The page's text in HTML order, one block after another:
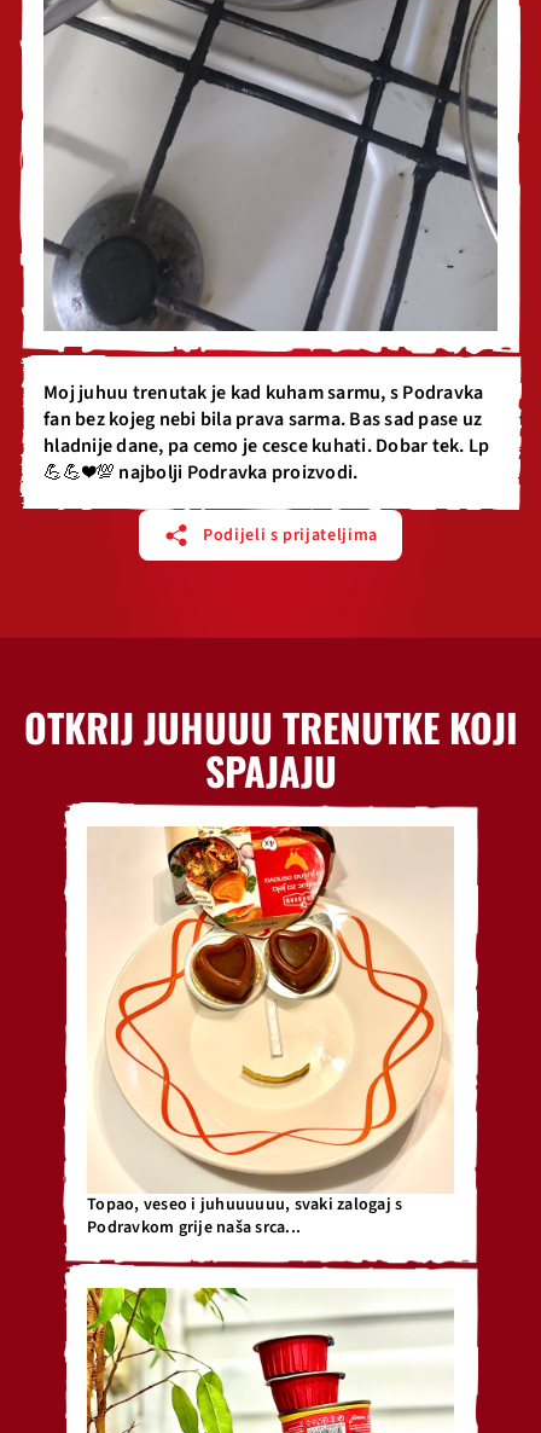
Moj juhuu trenutak je kad kuham sarmu, s Podravka
fan bez kojeg nebi bila prava sarma. Bas sad pase uz
hladnije dane, pa cemo je cesce kuhati. Dobar tek. Lp
💪💪❤️💯 najbolji Podravka proizvodi.
Podijeli s prijateljima
OTKRIJ JUHUUU TRENUTKE KOJI
SPAJAJU
Topao, veseo i juhuuuuuu, svaki zalogaj s
Podravkom grije naša srca...